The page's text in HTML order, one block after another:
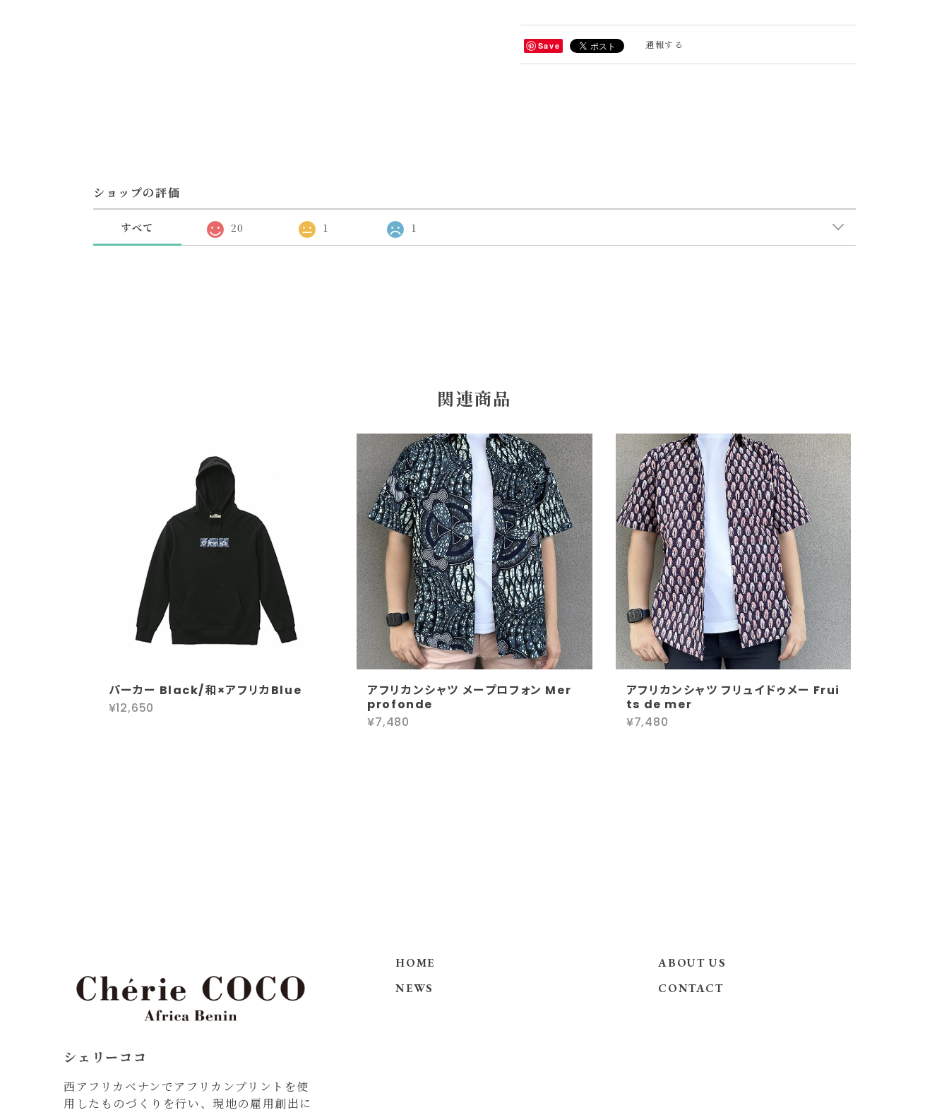
Save 通報する
ショップの評価
すべて 20 1 1
関連商品
パーカー Black/和×アフリカBlue
¥12,650
アフリカンシャツ メープロフォン Mer
profonde
¥7,480
アフリカンシャツ フリュイドゥメー Frui
ts de mer
¥7,480
シェリーココ
西アフリカベナンでアフリカンプリントを使
用したものづくりを行い、現地の雇用創出に
HOME
ABOUT US
NEWS
CONTACT